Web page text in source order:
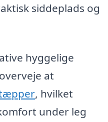
siddeplads og
hyggelige
at
, hvilket
under leg